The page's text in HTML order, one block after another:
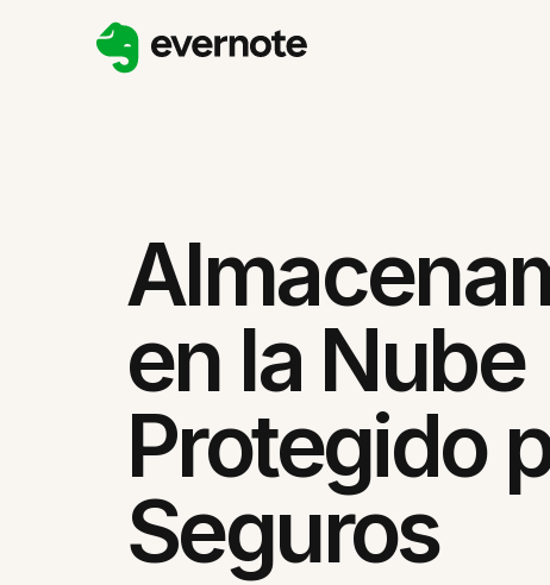
en la Nube
Protegido
Seguros